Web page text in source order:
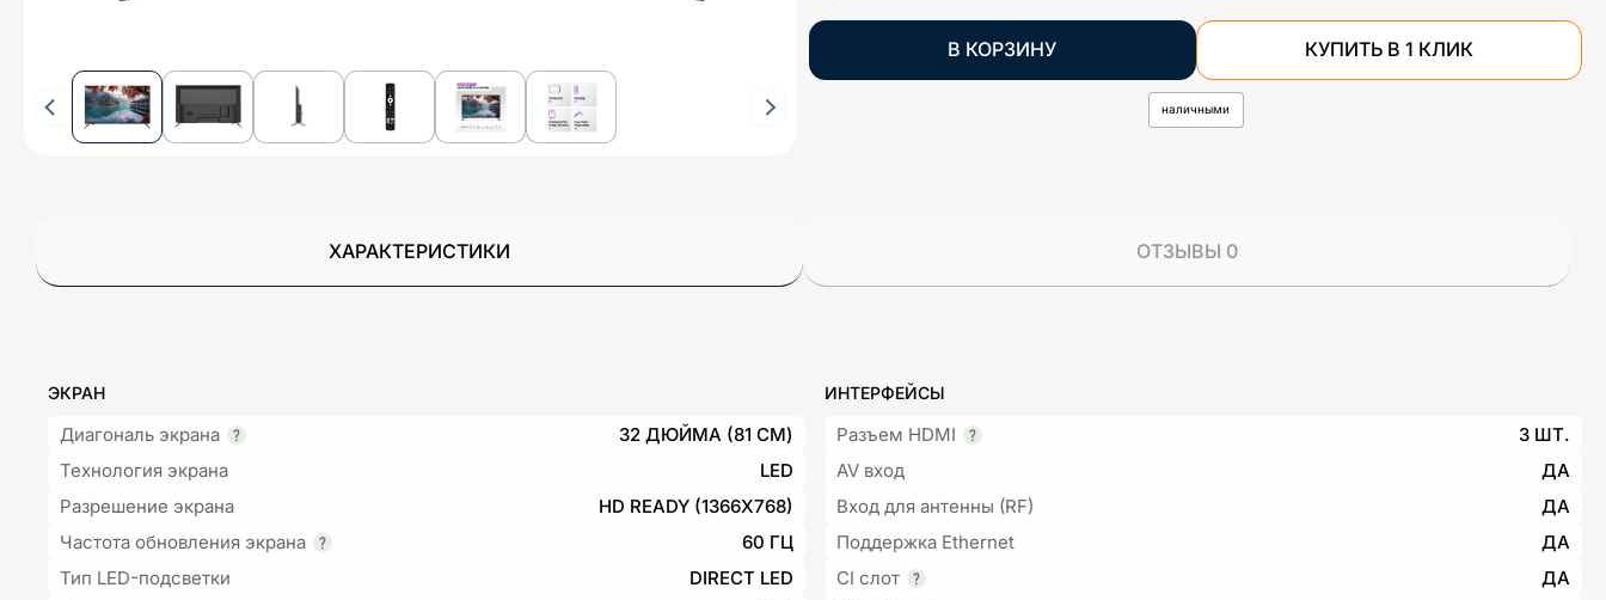
В КОРЗИНУ КУПИТЬ В 1 КЛИК
наличными
ХАРАКТЕРИСТИКИ ОТЗЫВЫ 0
ЭКРАН
Диагональ экрана
32 ДЮЙМА (81 СМ)
Технология экрана
LED
Разрешение экрана
HD READY (1366X768)
Частота обновления экрана
60 ГЦ
Тип LED-подсветки
DIRECT LED
ИНТЕРФЕЙСЫ
Разъем HDMI
3 ШТ.
AV вход
ДА
Вход для антенны (RF)
ДА
Поддержка Ethernet
ДА
CI слот
ДА